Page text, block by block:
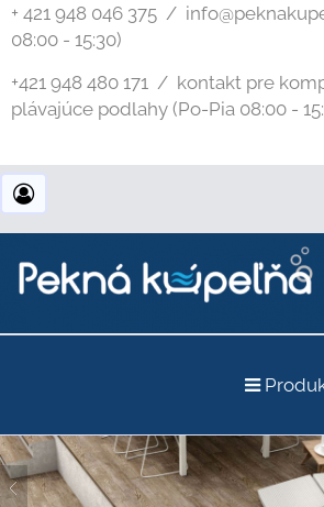
+ 421 948 046 375 /
08:00 - 15:30)
+421 948 480 171 / kontakt pre
plávajúce podlahy (Po-Pia 08:00 -